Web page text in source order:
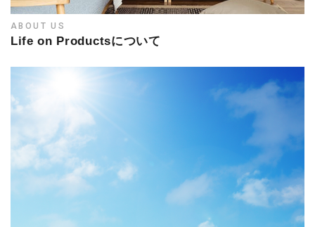
ABOUT US
Life on Productsについて